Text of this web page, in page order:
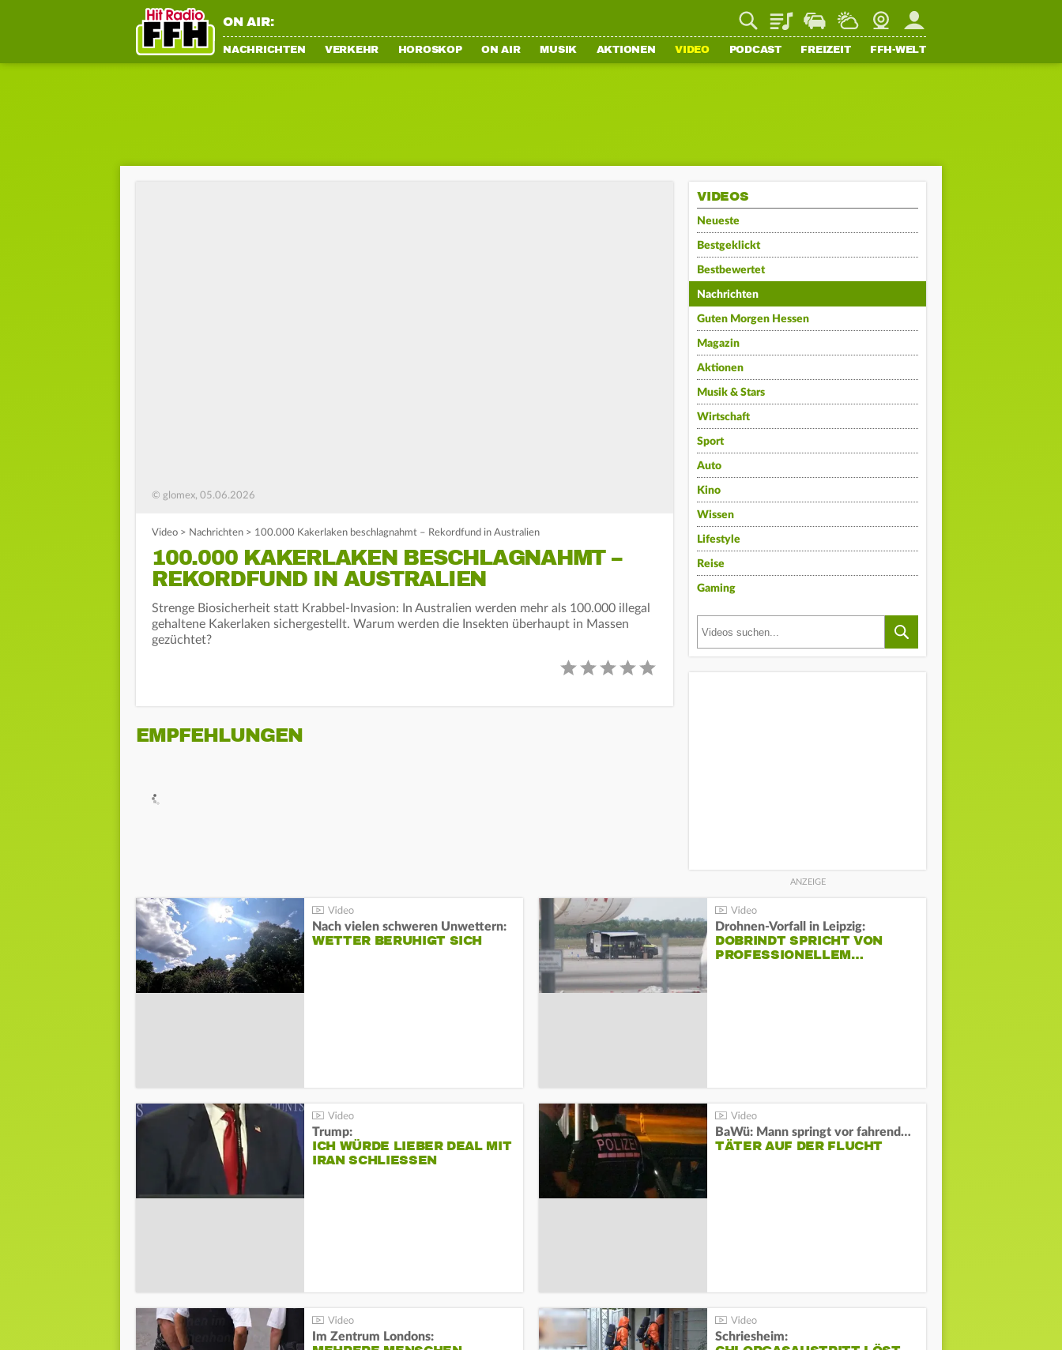
ON AIR: PlaylistStaupilotWetterWebcamMein FFH
NACHRICHTEN VERKEHR HOROSKOP ON AIR MUSIK AKTIONEN VIDEO PODCAST FREIZEIT FFH-WELT
© glomex, 05.06.2026
Video > Nachrichten > 100.000 Kakerlaken beschlagnahmt – Rekordfund in Australien
100.000 KAKERLAKEN BESCHLAGNAHMT –
REKORDFUND IN AUSTRALIEN
Strenge Biosicherheit statt Krabbel-Invasion: In Australien werden mehr als 100.000 illegal
gehaltene Kakerlaken sichergestellt. Warum werden die Insekten überhaupt in Massen
gezüchtet?
EMPFEHLUNGEN
VIDEOS
Neueste
Bestgeklickt
Bestbewertet
Nachrichten
Guten Morgen Hessen
Magazin
Aktionen
Musik & Stars
Wirtschaft
Sport
Auto
Kino
Wissen
Lifestyle
Reise
Gaming
Nach vielen schweren Unwettern:
WETTER BERUHIGT SICH
Drohnen-Vorfall in Leipzig:
DOBRINDT SPRICHT VON
PROFESSIONELLEM…
Trump:
ICH WÜRDE LIEBER DEAL MIT
IRAN SCHLIESSEN
BaWü: Mann springt vor fahrendes Auto und schießt
TÄTER AUF DER FLUCHT
Im Zentrum Londons: Schriesheim: